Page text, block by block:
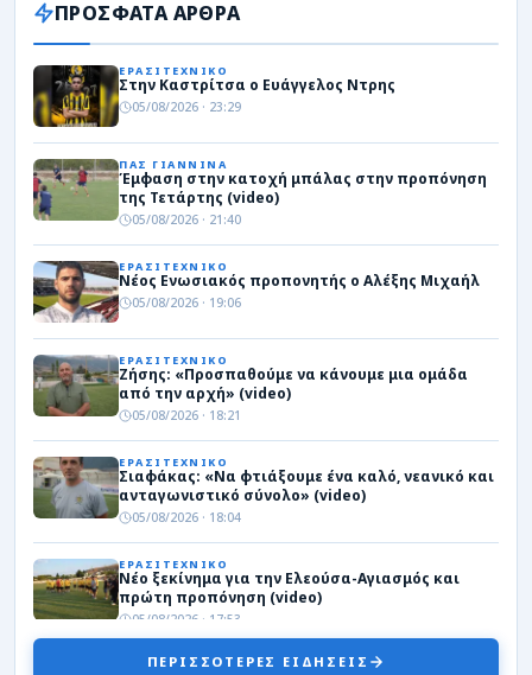
ΠΡΟΣΦΑΤΑ ΑΡΘΡΑ
ΕΡΑΣΙΤΕΧΝΙΚΟ
Στην Καστρίτσα ο Ευάγγελος Ντρης
05/08/2026 · 23:29
ΠΑΣ ΓΙΑΝΝΙΝΑ
Έμφαση στην κατοχή μπάλας στην προπόνηση
της Τετάρτης (video)
05/08/2026 · 21:40
ΕΡΑΣΙΤΕΧΝΙΚΟ
Νέος Ενωσιακός προπονητής ο Αλέξης Μιχαήλ
05/08/2026 · 19:06
ΕΡΑΣΙΤΕΧΝΙΚΟ
Ζήσης: «Προσπαθούμε να κάνουμε μια ομάδα
από την αρχή» (video)
05/08/2026 · 18:21
ΕΡΑΣΙΤΕΧΝΙΚΟ
Σιαφάκας: «Να φτιάξουμε ένα καλό, νεανικό και
ανταγωνιστικό σύνολο» (video)
05/08/2026 · 18:04
ΕΡΑΣΙΤΕΧΝΙΚΟ
Νέο ξεκίνημα για την Ελεούσα-Αγιασμός και
πρώτη προπόνηση (video)
05/08/2026 · 17:53
ΕΙΔΗΣΕΙΣ
ΠΕΡΙΣΣΟΤΕΡΕΣ ΕΙΔΗΣΕΙΣ